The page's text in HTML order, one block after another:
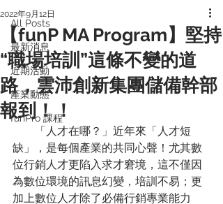
All Posts
最新消息
近期活動
產業動態
funPro 課程
【funP MA Program】堅持
“職場培訓”這條不變的道
路，雲沛創新集團儲備幹部
報到！！
2022年9月12日
缺」，是每個產業的共同心聲！尤其數
位行銷人才更陷入求才窘境，這不僅因
為數位環境的訊息幻變，培訓不易；更
加上數位人才除了必備行銷專業能力